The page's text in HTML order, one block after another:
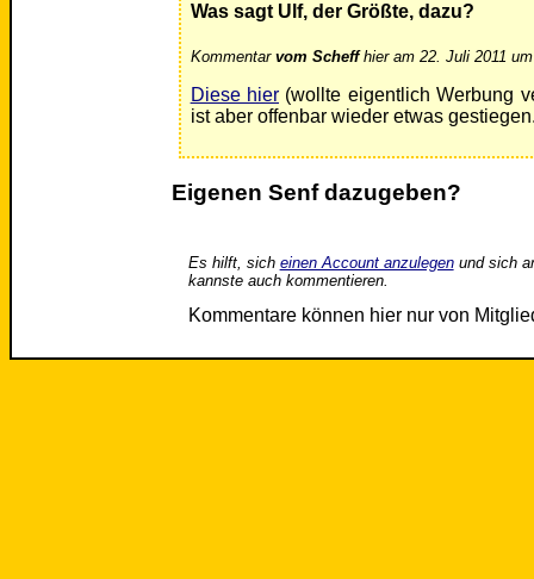
Was sagt Ulf, der Größte, dazu?
Kommentar vom Scheffhier am 22. Juli 2011
Diese hier (wollte eigentlich Werbung
ist aber offenbar wieder etwas
Eigenen Senf dazugeben?
Es hilft, sich einen Account anzulegenund sich
kannste auch kommentieren.
Kommentare können hier nur von